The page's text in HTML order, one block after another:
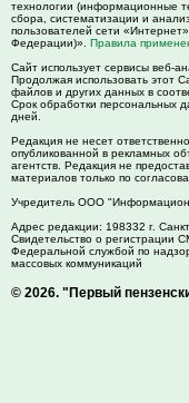
технологии (информационные
сбора, систематизации и
пользователей сети
Федерации)». Правила
Сайт использует сервисы веб-
Продолжая использовать этот
файлов и других данных в
Срок обработки персональных
дней.
Редакция не несет
опубликованной в рекламных
агентств. Редакция не
материалов только по
Учредитель ООО
Адрес редакции: 198332 г.
Свидетельство о
Федеральной службой по
массовых коммуникаций
© 2026. "Первый